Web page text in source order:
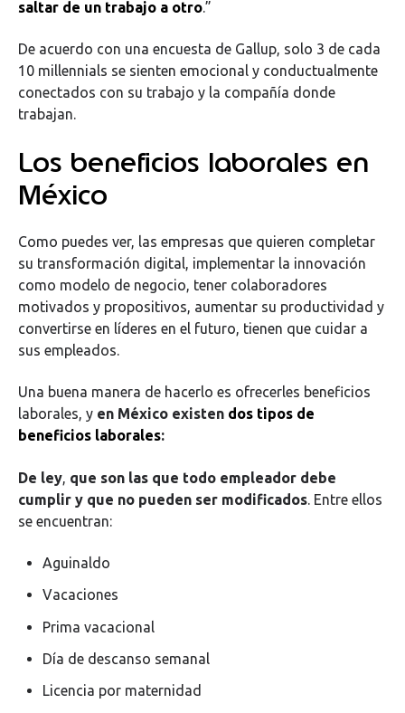
saltar de un trabajo a otro.”
De acuerdo con una encuesta de Gallup, solo 3 de cada
10 millennials se sienten emocional y conductualmente
conectados con su trabajo y la compañía donde
trabajan.
Los beneficios laborales en
México
Como puedes ver, las empresas que quieren completar
su transformación digital, implementar la innovación
como modelo de negocio, tener colaboradores
motivados y propositivos, aumentar su productividad y
convertirse en líderes en el futuro, tienen que cuidar a
sus empleados.
Una buena manera de hacerlo es ofrecerles beneficios
laborales, y en México existen dos tipos de
beneficios laborales:
De ley, que son las que todo empleador debe
cumplir y que no pueden ser modificados. Entre ellos
se encuentran:
Aguinaldo
Vacaciones
Prima vacacional
Día de descanso semanal
Licencia por maternidad